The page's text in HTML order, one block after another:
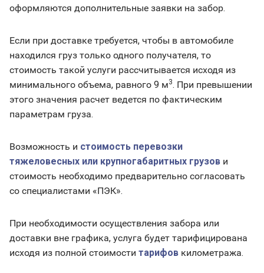
оформляются дополнительные заявки на забор.
Если при доставке требуется, чтобы в автомобиле
находился груз только одного получателя, то
стоимость такой услуги рассчитывается исходя из
минимального объема, равного 9 м3. При превышении
этого значения расчет ведется по фактическим
параметрам груза.
Возможность и стоимость перевозки
тяжеловесных или крупногабаритных грузов и
стоимость необходимо предварительно согласовать
со специалистами «ПЭК».
При необходимости осуществления забора или
доставки вне графика, услуга будет тарифицирована
исходя из полной стоимости тарифов километража.